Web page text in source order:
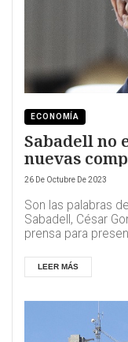
ECONOMÍA
Sabadell no
nuevas
26 De Octubre De 2023
Son las palabras
Sabadell, César
prensa para
LEER MÁS